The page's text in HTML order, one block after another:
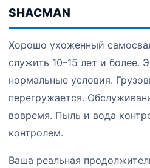
SHACMAN
Хорошо ухоженный
служить 10–15 лет и более.
нормальные условия.
перегружается.
вовремя. Пыль и вода
контролем.
Ваша реальная